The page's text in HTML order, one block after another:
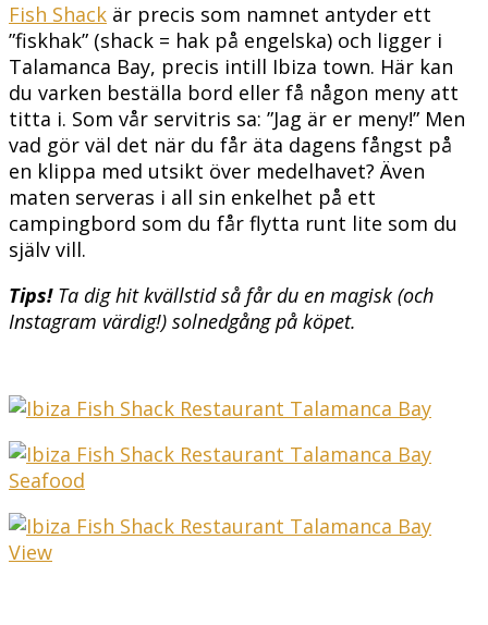
Fish Shack är precis som namnet antyder ett
”fiskhak” (shack = hak på engelska) och ligger i
Talamanca Bay, precis intill Ibiza town. Här kan
du varken beställa bord eller få någon meny att
titta i. Som vår servitris sa: ”Jag är er meny!” Men
vad gör väl det när du får äta dagens fångst på
en klippa med utsikt över medelhavet? Även
maten serveras i all sin enkelhet på ett
campingbord som du får flytta runt lite som du
själv vill.
Tips!Ta dig hit kvällstid så får du en magisk (och
Instagram värdig!) solnedgång på köpet.